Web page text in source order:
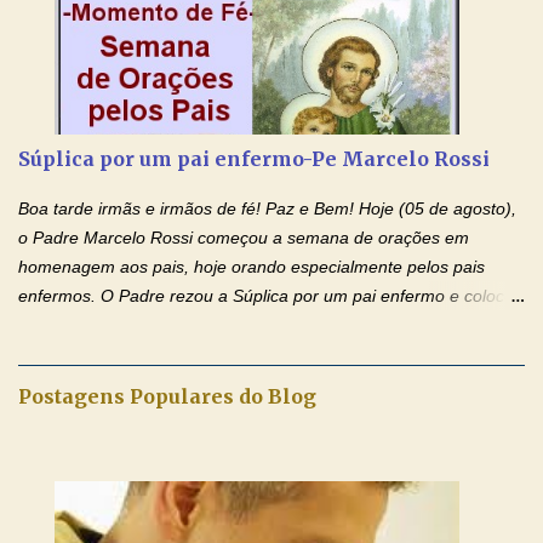
Momento de Fé, vamos juntos formar uma forte corrente de
orações com o Padre Marcelo. Não desista do milagre, da cura;
tenha fé, creia firmemente e ore incessantemente até que o
Kairós aconteça em sua vida. Fique no Amor Ágape de Jesus e
no Amor Materno de Nossa Senhora. Adriana-Devoção e Fé
Mensagem do Padre Marcelo Rossi por E-mail: Amados!! Nesta
quarta feira, vamos orar pelas pessoas que sofrem com as
doenças do coração, NO SAGRADO CORAÇÃO DE JESUS E NO
IMACULADO CORAÇÃO DE MAR...
Súplica por um pai enfermo-Pe Marcelo Rossi
Boa tarde irmãs e irmãos de fé! Paz e Bem! Hoje (05 de agosto),
o Padre Marcelo Rossi começou a semana de orações em
homenagem aos pais, hoje orando especialmente pelos pais
enfermos. O Padre rezou a Súplica por um pai enfermo e colocou
de Nossa Senhora. Adriana dos Anjos-Devoção e Fé Mensagem
aos nossos pais. Hoje nossas orações serão focadas nos pais
que não se encontram bem de saúde, OS PAIS ENFERMOS!
Postagens Populares do Blog